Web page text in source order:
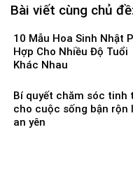
Bài viết cùng chủ
10 Mẫu Hoa Sinh Nhật
Hợp Cho Nhiều Độ Tuổi
Khác Nhau
Bí quyết chăm sóc tinh
cho cuộc sống bận rộn
an yên